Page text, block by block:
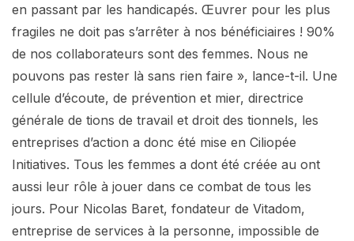
en passant par les handicapés. Œuvrer pour les plus
fragiles ne doit pas s’arrêter à nos bénéficiaires ! 90%
de nos collaborateurs sont des femmes. Nous ne
pouvons pas rester là sans rien faire », lance-t-il. Une
cellule d’écoute, de prévention et mier, directrice
générale de tions de travail et droit des tionnels, les
entreprises d’action a donc été mise en Ciliopée
Initiatives. Tous les femmes a dont été créée au ont
aussi leur rôle à jouer dans ce combat de tous les
jours. Pour Nicolas Baret, fondateur de Vitadom,
entreprise de services à la personne, impossible de